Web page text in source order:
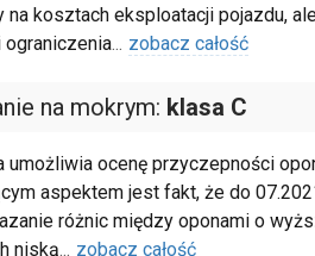
na kosztach eksploatacji pojazdu,
... zobacz całość
na mokrym: klasa C
umożliwia ocenę przyczepności
aspektem jest fakt, że do
różnic między oponami o
niską... zobacz całość